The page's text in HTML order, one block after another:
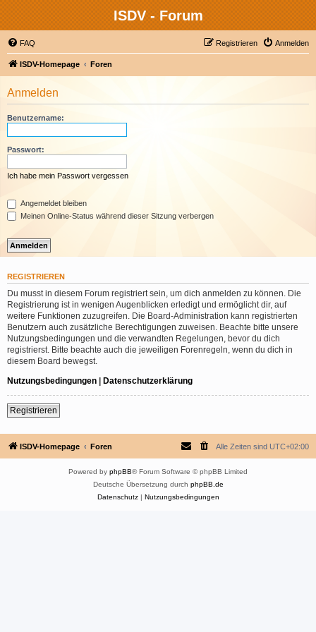
ISDV - Forum
FAQ Anmelden
Registrieren
ISDV-Homepage Foren
Anmelden
Benutzername:
Passwort:
Ich habe mein Passwort vergessen
Angemeldet bleiben
Meinen Online-Status während dieser Sitzung verbergen
REGISTRIEREN
Du musst in diesem Forum registriert sein, um dich anmelden zu können. Die
Registrierung ist in wenigen Augenblicken erledigt und ermöglicht dir, auf
weitere Funktionen zuzugreifen. Die Board-Administration kann registrierten
Benutzern auch zusätzliche Berechtigungen zuweisen. Beachte bitte unsere
Nutzungsbedingungen und die verwandten Regelungen, bevor du dich
registrierst. Bitte beachte auch die jeweiligen Forenregeln, wenn du dich in
diesem Board bewegst.
Nutzungsbedingungen | Datenschutzerklärung
Registrieren
ISDV-Homepage Foren Alle Zeiten sind UTC+02:00
Powered by phpBB® Forum Software © phpBB Limited
Deutsche Übersetzung durch phpBB.de
Datenschutz| Nutzungsbedingungen